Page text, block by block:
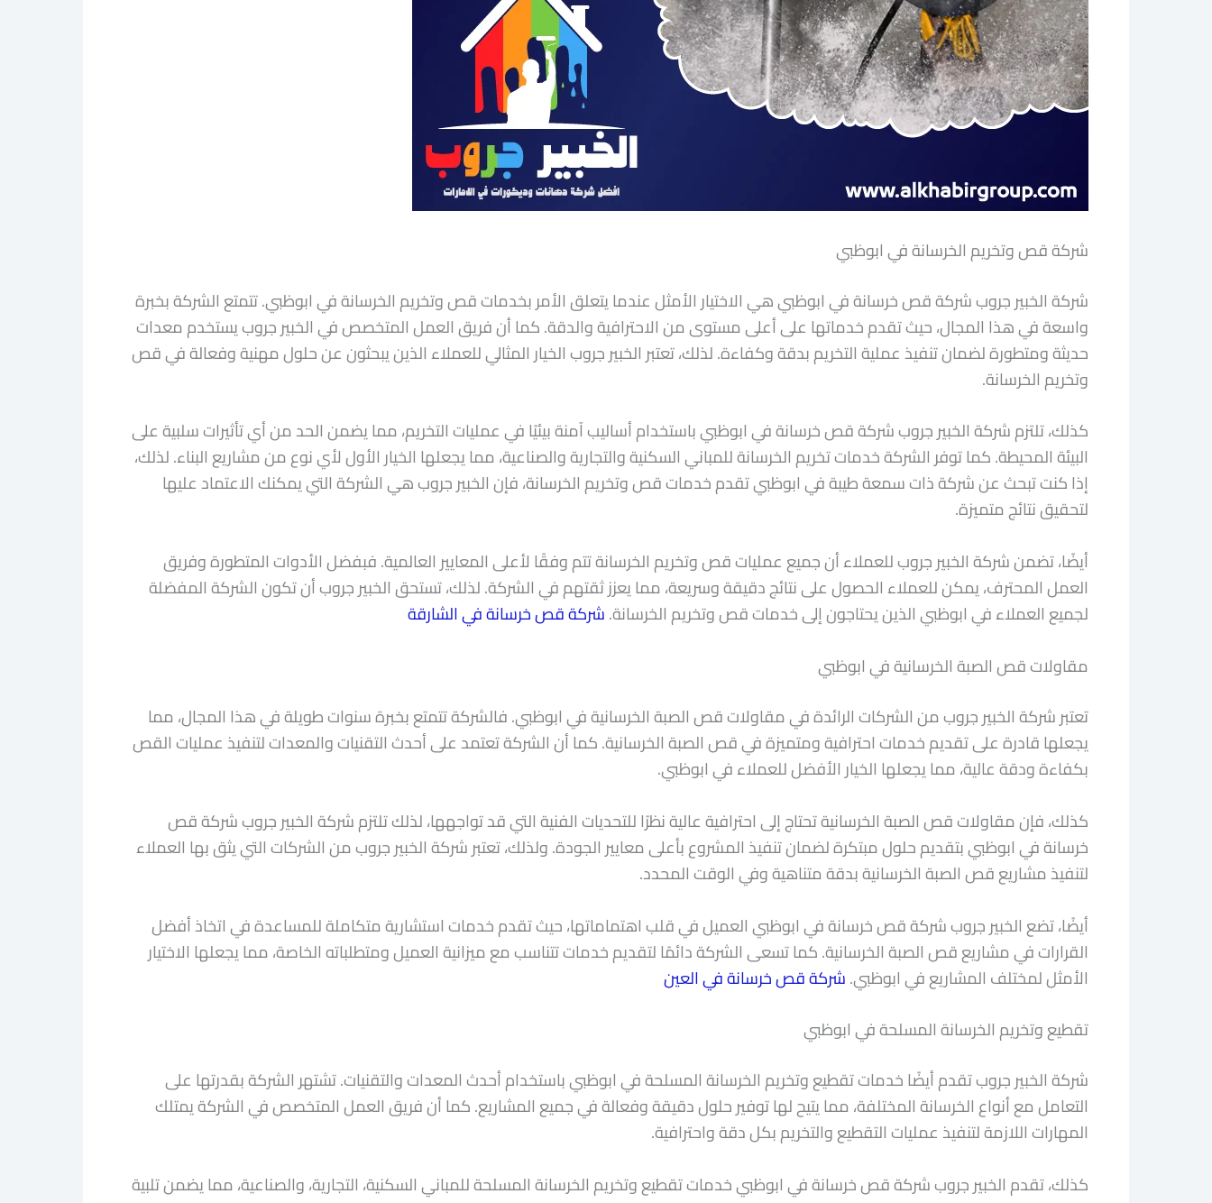
شركة قص وتخريم الخرسانة في ابوظبي
شركة الخبير جروب شركة قص خرسانة في ابوظبي هي الاختيار الأمثل عندما يتعلق الأمر بخدمات قص وتخريم الخرسانة في ابوظبي. تتمتع الشركة بخبرة
واسعة في هذا المجال، حيث تقدم خدماتها على أعلى مستوى من الاحترافية والدقة. كما أن فريق العمل المتخصص في الخبير جروب يستخدم معدات
حديثة ومتطورة لضمان تنفيذ عملية التخريم بدقة وكفاءة. لذلك، تعتبر الخبير جروب الخيار المثالي للعملاء الذين يبحثون عن حلول مهنية وفعالة في قص
وتخريم الخرسانة.
كذلك، تلتزم شركة الخبير جروب شركة قص خرسانة في ابوظبي باستخدام أساليب آمنة بيئيًا في عمليات التخريم، مما يضمن الحد من أي تأثيرات سلبية على
البيئة المحيطة. كما توفر الشركة خدمات تخريم الخرسانة للمباني السكنية والتجارية والصناعية، مما يجعلها الخيار الأول لأي نوع من مشاريع البناء. لذلك،
إذا كنت تبحث عن شركة ذات سمعة طيبة في ابوظبي تقدم خدمات قص وتخريم الخرسانة، فإن الخبير جروب هي الشركة التي يمكنك الاعتماد عليها
لتحقيق نتائج متميزة.
أيضًا، تضمن شركة الخبير جروب للعملاء أن جميع عمليات قص وتخريم الخرسانة تتم وفقًا لأعلى المعايير العالمية. فبفضل الأدوات المتطورة وفريق
العمل المحترف، يمكن للعملاء الحصول على نتائج دقيقة وسريعة، مما يعزز ثقتهم في الشركة. لذلك، تستحق الخبير جروب أن تكون الشركة المفضلة
لجميع العملاء في ابوظبي الذين يحتاجون إلى خدمات قص وتخريم الخرسانة.شركة قص خرسانة في الشارقة
مقاولات قص الصبة الخرسانية في ابوظبي
تعتبر شركة الخبير جروب من الشركات الرائدة في مقاولات قص الصبة الخرسانية في ابوظبي. فالشركة تتمتع بخبرة سنوات طويلة في هذا المجال، مما
يجعلها قادرة على تقديم خدمات احترافية ومتميزة في قص الصبة الخرسانية. كما أن الشركة تعتمد على أحدث التقنيات والمعدات لتنفيذ عمليات القص
بكفاءة ودقة عالية، مما يجعلها الخيار الأفضل للعملاء في ابوظبي.
كذلك، فإن مقاولات قص الصبة الخرسانية تحتاج إلى احترافية عالية نظرًا للتحديات الفنية التي قد تواجهها، لذلك تلتزم شركة الخبير جروب شركة قص
خرسانة في ابوظبي بتقديم حلول مبتكرة لضمان تنفيذ المشروع بأعلى معايير الجودة. ولذلك، تعتبر شركة الخبير جروب من الشركات التي يثق بها العملاء
لتنفيذ مشاريع قص الصبة الخرسانية بدقة متناهية وفي الوقت المحدد.
أيضًا، تضع الخبير جروب شركة قص خرسانة في ابوظبي العميل في قلب اهتماماتها، حيث تقدم خدمات استشارية متكاملة للمساعدة في اتخاذ أفضل
القرارات في مشاريع قص الصبة الخرسانية. كما تسعى الشركة دائمًا لتقديم خدمات تتناسب مع ميزانية العميل ومتطلباته الخاصة، مما يجعلها الاختيار
الأمثل لمختلف المشاريع في ابوظبي.شركة قص خرسانة في العين
تقطيع وتخريم الخرسانة المسلحة في ابوظبي
شركة الخبير جروب تقدم أيضًا خدمات تقطيع وتخريم الخرسانة المسلحة في ابوظبي باستخدام أحدث المعدات والتقنيات. تشتهر الشركة بقدرتها على
التعامل مع أنواع الخرسانة المختلفة، مما يتيح لها توفير حلول دقيقة وفعالة في جميع المشاريع. كما أن فريق العمل المتخصص في الشركة يمتلك
المهارات اللازمة لتنفيذ عمليات التقطيع والتخريم بكل دقة واحترافية.
كذلك، تقدم الخبير جروب شركة قص خرسانة في ابوظبي خدمات تقطيع وتخريم الخرسانة المسلحة للمباني السكنية، التجارية، والصناعية، مما يضمن تلبية